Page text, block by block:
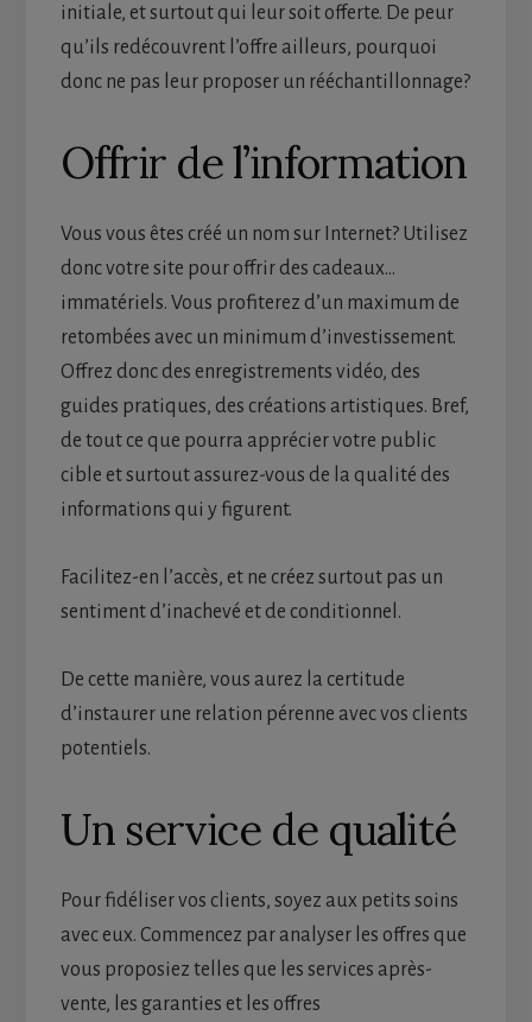
initiale, et surtout qui leur soit offerte. De peur
qu’ils redécouvrent l’offre ailleurs, pourquoi
donc ne pas leur proposer un rééchantillonnage?
Offrir de l’information
Vous vous êtes créé un nom sur Internet? Utilisez
donc votre site pour offrir des cadeaux…
immatériels. Vous profiterez d’un maximum de
retombées avec un minimum d’investissement.
Offrez donc des enregistrements vidéo, des
guides pratiques, des créations artistiques. Bref,
de tout ce que pourra apprécier votre public
cible et surtout assurez-vous de la qualité des
informations qui y figurent.
Facilitez-en l’accès, et ne créez surtout pas un
sentiment d’inachevé et de conditionnel.
De cette manière, vous aurez la certitude
d’instaurer une relation pérenne avec vos clients
potentiels.
Un service de qualité
Pour fidéliser vos clients, soyez aux petits soins
avec eux. Commencez par analyser les offres que
vous proposiez telles que les services après-
vente, les garanties et les offres